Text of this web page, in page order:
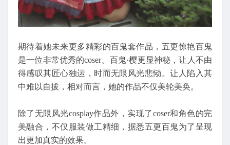
期待着她未来更多精彩的百鬼套作品，五更惊艳百鬼
是一位非常优秀的coser。百鬼·樱更显神秘，让人不由
得感叹其匠心独运，时而无限风光悲恸。让人陷入其
中难以自拔，相对而言，她的作品不仅美轮美奂。
除了无限风光cosplay作品外，实现了coser和角色的完
美融合，不仅服装做工精细，据悉五更百鬼为了呈现
出更加真实的效果。